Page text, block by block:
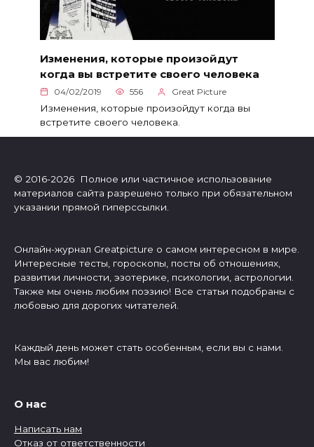
Изменения, которые произойдут
когда вы встретите своего человека
04/02/2019 556 Great Picture
Изменения, которые произойдут когда вы
встретите своего человека.
© 2016-2026 Полное или частичное использование
материалов сайта разрешено только при обязательном
указании прямой гиперссылки.
Онлайн-журнал Greatpicture о самом интересном в мире.
Интересные тесты, гороскопы, посты об отношениях,
развитии личности, эзотерике, психологии, астрологии.
Также мы очень любим поэзию! Все статьи подобраны с
любовью для дорогих читателей.
Каждый день может стать особенным, если вы с нами.
Мы вас любим!
О нас
Написать нам
Отказ от ответственности